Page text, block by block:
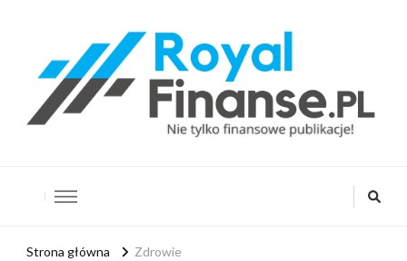
Strona główna Zdrowie